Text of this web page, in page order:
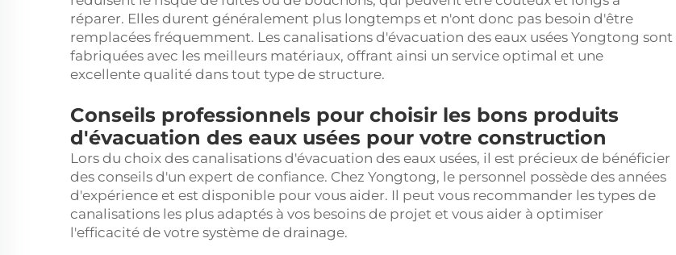
réparer. Elles durent généralement plus longtemps et n'ont donc pas besoin d'être
remplacées fréquemment. Les canalisations d'évacuation des eaux usées Yongtong sont
fabriquées avec les meilleurs matériaux, offrant ainsi un service optimal et une
excellente qualité dans tout type de structure.
Conseils professionnels pour choisir les bons produits
d'évacuation des eaux usées pour votre construction
Lors du choix des canalisations d'évacuation des eaux usées, il est précieux de bénéficier
des conseils d'un expert de confiance. Chez Yongtong, le personnel possède des années
d'expérience et est disponible pour vous aider. Il peut vous recommander les types de
canalisations les plus adaptés à vos besoins de projet et vous aider à optimiser
l'efficacité de votre système de drainage.